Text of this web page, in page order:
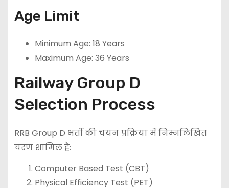
Age Limit
Minimum Age: 18 Years
Maximum Age: 36 Years
Railway Group D
Selection Process
RRB Group D भर्ती की चयन प्रक्रिया में निम्नलिखित
चरण शामिल हैं:
Computer Based Test (CBT)
Physical Efficiency Test (PET)